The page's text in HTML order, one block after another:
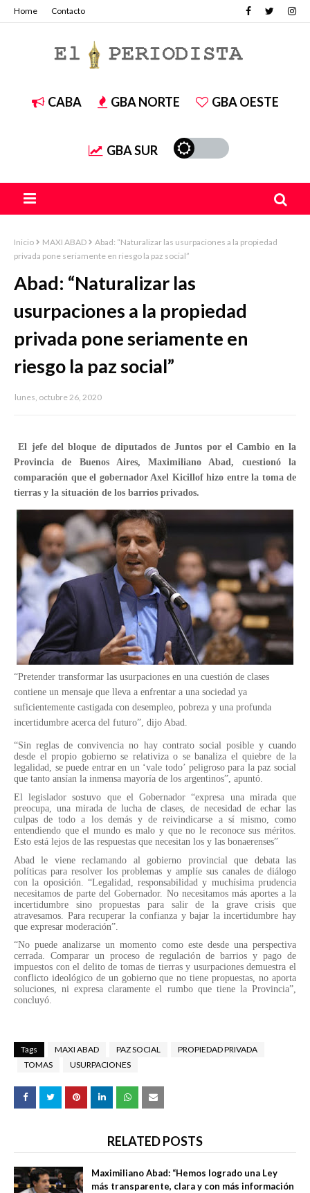
Home Contacto
CABA GBA NORTE GBA OESTE
GBA SUR
Inicio MAXI ABAD
Abad: “Naturalizar las usurpaciones a la propiedad
privada pone seriamente en riesgo la paz social”
Abad: “Naturalizar las
usurpaciones a la propiedad
privada pone seriamente en
riesgo la paz social”
lunes, octubre 26, 2020
El jefe del bloque de diputados de Juntos por el Cambio en la
Provincia de Buenos Aires, Maximiliano Abad, cuestionó la
comparación que el gobernador Axel Kicillof hizo entre la toma de
tierras y la situación de los barrios privados.
“Pretender transformar las usurpaciones en una cuestión de clases
contiene un mensaje que lleva a enfrentar a una sociedad ya
suficientemente castigada con desempleo, pobreza y una profunda
incertidumbre acerca del futuro”, dijo Abad.
“Sin reglas de convivencia no hay contrato social posible y cuando
desde el propio gobierno se relativiza o se banaliza el quiebre de la
legalidad, se puede entrar en un ‘vale todo’ peligroso para la paz social
que tanto ansían la inmensa mayoría de los argentinos”, apuntó.
El legislador sostuvo que el Gobernador “expresa una mirada que
preocupa, una mirada de lucha de clases, de necesidad de echar las
culpas de todo a los demás y de reivindicarse a sí mismo, como
entendiendo que el mundo es malo y que no le reconoce sus méritos.
Esto está lejos de las respuestas que necesitan los y las bonaerenses”
Abad le viene reclamando al gobierno provincial que debata las
políticas para resolver los problemas y amplíe sus canales de diálogo
con la oposición. “Legalidad, responsabilidad y muchísima prudencia
necesitamos de parte del Gobernador. No necesitamos más aportes a la
incertidumbre sino propuestas para salir de la grave crisis que
atravesamos. Para recuperar la confianza y bajar la incertidumbre hay
que expresar moderación”.
“No puede analizarse un momento como este desde una perspectiva
cerrada. Comparar un proceso de regulación de barrios y pago de
impuestos con el delito de tomas de tierras y usurpaciones demuestra el
conflicto ideológico de un gobierno que no tiene propuestas, no aporta
soluciones, ni expresa claramente el rumbo que tiene la Provincia”,
concluyó.
Tags MAXI ABAD PAZ SOCIAL
PROPIEDAD PRIVADA
TOMAS
USURPACIONES
RELATED POSTS
Maximiliano Abad: “Hemos logrado una Ley
más transparente, clara y con más información